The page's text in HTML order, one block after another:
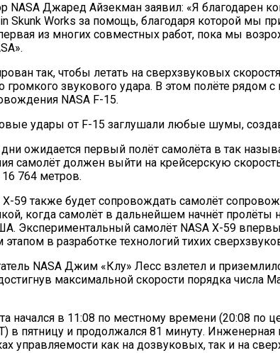
NASA Джаред Айзекман заявил: «Я благодарен
Skunk Works за помощь, благодаря которой мы
из многих совместных работ, пока мы
так, чтобы летать на сверхзвуковых
громкого звукового удара. В этом полёте рядом
NASA F-15.
удары от F-15 заглушали любые шумы,
ожидается первый полёт самолёта в так
самолёт должен выйти на крейсерскую
764 метров.
X-59 также будет сопровождать самолёт
когда самолёт в дальнейшем начнёт
Экспериментальный самолёт NASA X-59
в разработке технологий тихих
NASA Джим «Клу» Лесс взлетел и
максимальной скорости порядка числа
начался в 11:08 по местному времени (20:08 по
в пятницу и продолжался 81 минуту. Инженерная
управляемости как на дозвуковых, так и на